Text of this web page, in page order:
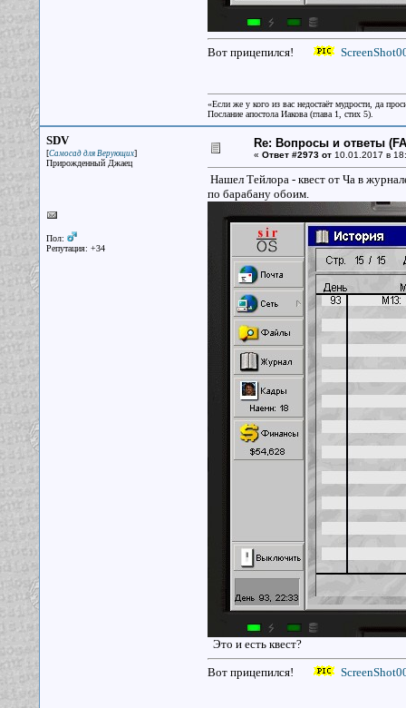
Вот прицепился!
«Если же у кого из вас недостаёт мудрости, да
Послание апостола Иакова (глава 1, стих 5).
SDV
[Самосад для Верующих]
Прирожденный Джаец
Пол:
Репутация: +34
Re: Вопросы и ответы
« Ответ #2973 от10.01.2017 в
Нашел Тейлора - квест от Ча в
по барабану обоим.
Это и есть квест?
Вот прицепился!